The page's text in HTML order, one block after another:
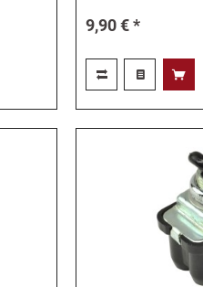
9,90 € *